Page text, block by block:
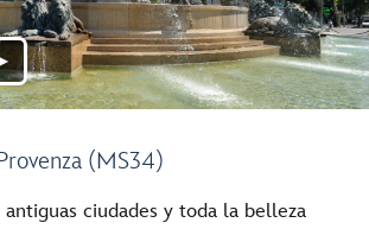
(MS34)
ciudades y toda la belleza